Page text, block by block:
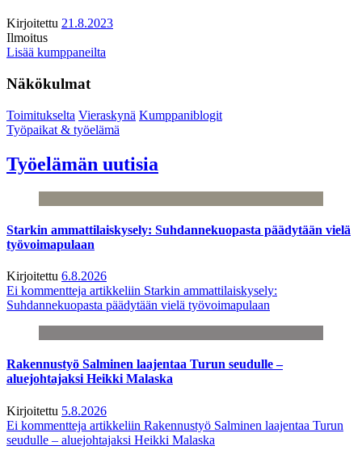
Kirjoitettu 21.8.2023
Ilmoitus
Lisää kumppaneilta
Näkökulmat
Toimitukselta Vieraskynä Kumppaniblogit
Työpaikat & työelämä
Työelämän uutisia
Starkin ammattilaiskysely: Suhdannekuopasta päädytään vielä
työvoimapulaan
Kirjoitettu 6.8.2026
Ei kommentteja artikkeliin Starkin ammattilaiskysely:
Suhdannekuopasta päädytään vielä työvoimapulaan
Rakennustyö Salminen laajentaa Turun seudulle –
aluejohtajaksi Heikki Malaska
Kirjoitettu 5.8.2026
Ei kommentteja artikkeliin Rakennustyö Salminen laajentaa Turun
seudulle – aluejohtajaksi Heikki Malaska